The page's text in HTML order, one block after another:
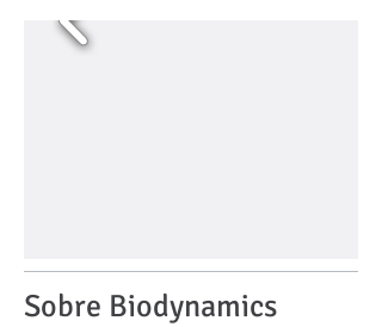
Sobre Biodynamics